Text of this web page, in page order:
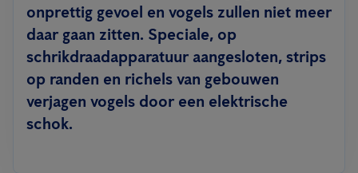
onprettig gevoel en vogels zullen niet meer
daar gaan zitten. Speciale, op
schrikdraadapparatuur aangesloten, strips
op randen en richels van gebouwen
verjagen vogels door een elektrische
schok.